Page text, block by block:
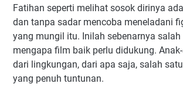
Fatihan seperti melihat sosok dirinya
dan tanpa sadar mencoba meneladani
yang mungil itu. Inilah sebenarnya
mengapa film baik perlu didukung.
dari lingkungan, dari apa saja, salah
yang penuh tuntunan.